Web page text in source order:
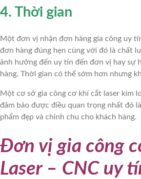
4. Thời gian
Một đơn vị nhận đơn hàng gia công uy
đơn hàng đúng hẹn cùng với đó là chất
ảnh hưởng đến uy tín đến đơn vị hay sự
hàng. Thời gian có thể sớm hơn nhưng
Một cơ sở gia công cơ khí cắt laser kim
đảm bảo được điều quan trọng nhất đó
phẩm đẹp và chỉnh chu cho khách hàng.
Đơn vị gia công
Laser – CNC uy